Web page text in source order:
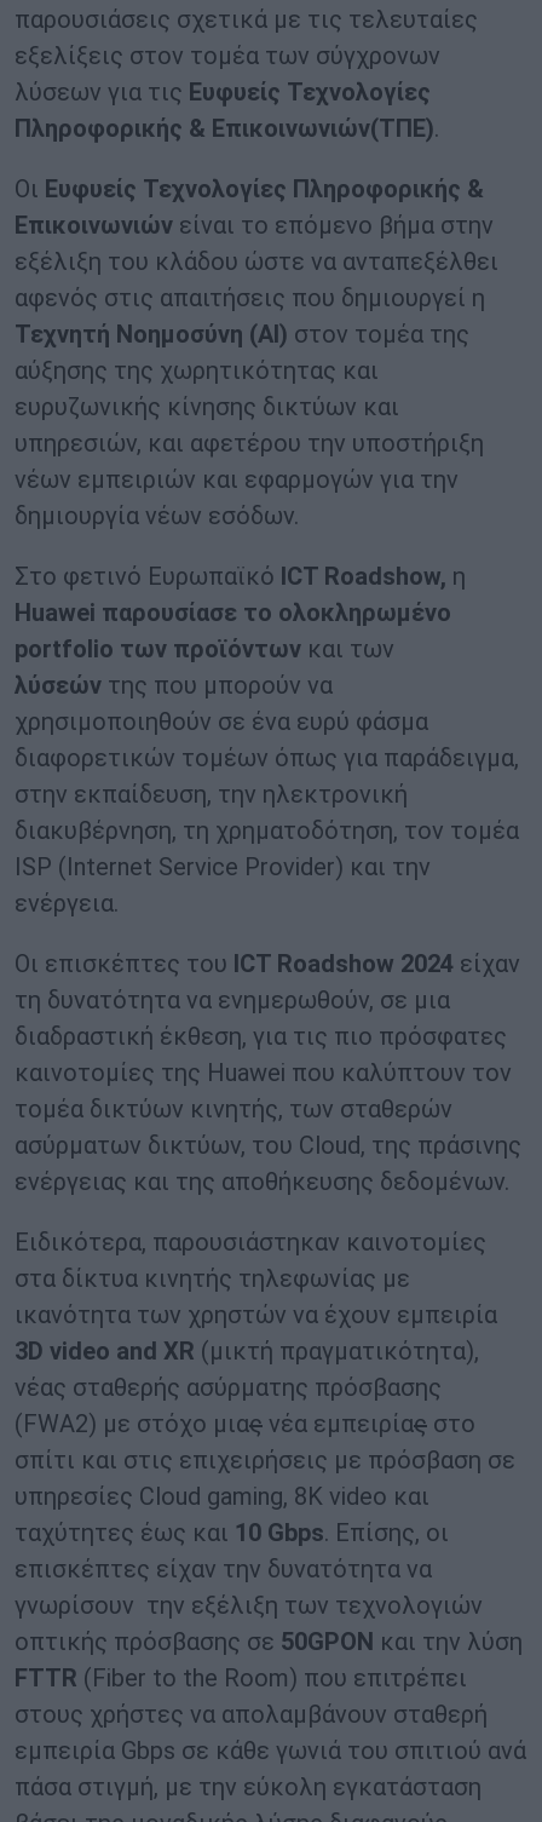
παρουσιάσεις σχετικά με τις τελευταίες
εξελίξεις στον τομέα των σύγχρονων
λύσεων για τις Ευφυείς Τεχνολογίες
Πληροφορικής & Επικοινωνιών(ΤΠΕ).
Οι Ευφυείς Τεχνολογίες Πληροφορικής &
Επικοινωνιών είναι το επόμενο βήμα στην
εξέλιξη του κλάδου ώστε να ανταπεξέλθει
αφενός στις απαιτήσεις που δημιουργεί η
Τεχνητή Νοημοσύνη (ΑΙ) στον τομέα της
αύξησης της χωρητικότητας και
ευρυζωνικής κίνησης δικτύων και
υπηρεσιών, και αφετέρου την υποστήριξη
νέων εμπειριών και εφαρμογών για την
δημιουργία νέων εσόδων.
Στο φετινό Ευρωπαϊκό ICT Roadshow, η
Huawei παρουσίασε το ολοκληρωμένο
portfolio των προϊόντων και των
λύσεών της που μπορούν να
χρησιμοποιηθούν σε ένα ευρύ φάσμα
διαφορετικών τομέων όπως για παράδειγμα,
στην εκπαίδευση, την ηλεκτρονική
διακυβέρνηση, τη χρηματοδότηση, τον τομέα
ISP (Internet Service Provider) και την
ενέργεια.
Οι επισκέπτες του ICT Roadshow 2024 είχαν
τη δυνατότητα να ενημερωθούν, σε μια
διαδραστική έκθεση, για τις πιο πρόσφατες
καινοτομίες της Huawei που καλύπτουν τον
τομέα δικτύων κινητής, των σταθερών
ασύρματων δικτύων, του Cloud, της πράσινης
ενέργειας και της αποθήκευσης δεδομένων.
Ειδικότερα, παρουσιάστηκαν καινοτομίες
στα δίκτυα κινητής τηλεφωνίας με
ικανότητα των χρηστών να έχουν εμπειρία
3D video and XR (μικτή πραγματικότητα),
νέας σταθερής ασύρματης πρόσβασης
(FWA2) με στόχο μιας νέα εμπειρίας στο
σπίτι και στις επιχειρήσεις με πρόσβαση σε
υπηρεσίες Cloud gaming, 8K video και
ταχύτητες έως και 10 Gbps. Επίσης, οι
επισκέπτες είχαν την δυνατότητα να
γνωρίσουν την εξέλιξη των τεχνολογιών
οπτικής πρόσβασης σε 50GPON και την λύση
FTTR (Fiber to the Room) που επιτρέπει
στους χρήστες να απολαμβάνουν σταθερή
εμπειρία Gbps σε κάθε γωνιά του σπιτιού ανά
πάσα στιγμή, με την εύκολη εγκατάσταση